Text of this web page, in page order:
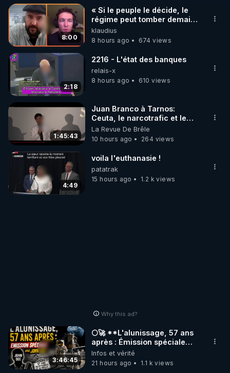
8:00
« Si le peuple le décide, le
régime peut tomber demain !
»
klaudius
8 hours ago
674 views
2:18
2216 - L'état des banques
relais-x
8 hours ago
610 views
1:45:43
Juan Branco à Tarnos:
Ceuta, le narcotrafic et le
pouvoir en France
La Revue De Brêle
10 hours ago
264 views
4:49
voila l'euthanasie !
patatrak
15 hours ago
1.2 k views
Why this ad?
3:46:45
🌕🚀 **L'alunissage, 57 ans
après : Émission spéciale
avec John Doe !** 👨 🚀✨
Infos et vérité
21 hours ago
1.1 k views